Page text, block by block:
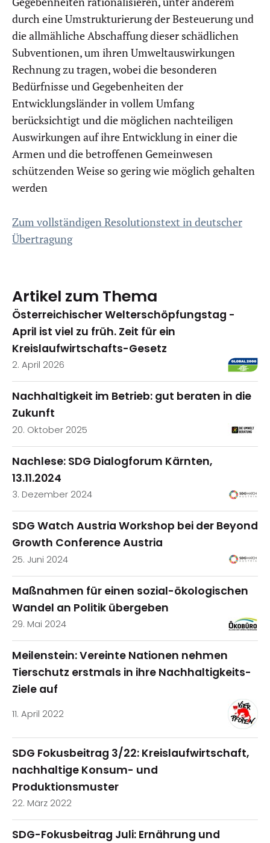
durch eine Umstrukturierung der Besteuerung und
die allmähliche Abschaffung dieser schädlichen
Subventionen, um ihren Umweltauswirkungen
Rechnung zu tragen, wobei die besonderen
Bedürfnisse und Gegebenheiten der
Entwicklungsländer in vollem Umfang
berücksichtigt und die möglichen nachteiligen
Auswirkungen auf ihre Entwicklung in einer die
Armen und die betroffenen Gemeinwesen
schützenden Weise so gering wie möglich gehalten
werden
Zum vollständigen Resolutionstext in deutscher
Übertragung
Artikel zum Thema
Österreichischer Welterschöpfungstag -
April ist viel zu früh. Zeit für ein
Kreislaufwirtschafts-Gesetz
2. April 2026
Nachhaltigkeit im Betrieb: gut beraten in die
Zukunft
20. Oktober 2025
Nachlese: SDG Dialogforum Kärnten,
13.11.2024
3. Dezember 2024
SDG Watch Austria Workshop bei der Beyond
Growth Conference Austria
25. Juni 2024
Maßnahmen für einen sozial-ökologischen
Wandel an Politik übergeben
29. Mai 2024
Meilenstein: Vereinte Nationen nehmen
Tierschutz erstmals in ihre Nachhaltigkeits-
Ziele auf
11. April 2022
SDG Fokusbeitrag 3/22: Kreislaufwirtschaft,
nachhaltige Konsum- und
Produktionsmuster
22. März 2022
SDG-Fokusbeitrag Juli: Ernährung und